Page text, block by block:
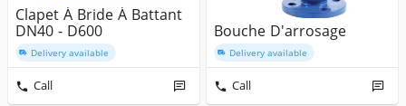
Clapet À Bride À Battant
DN40 - D600
Delivery available
Call
Bouche D'arrosage
Delivery available
Call